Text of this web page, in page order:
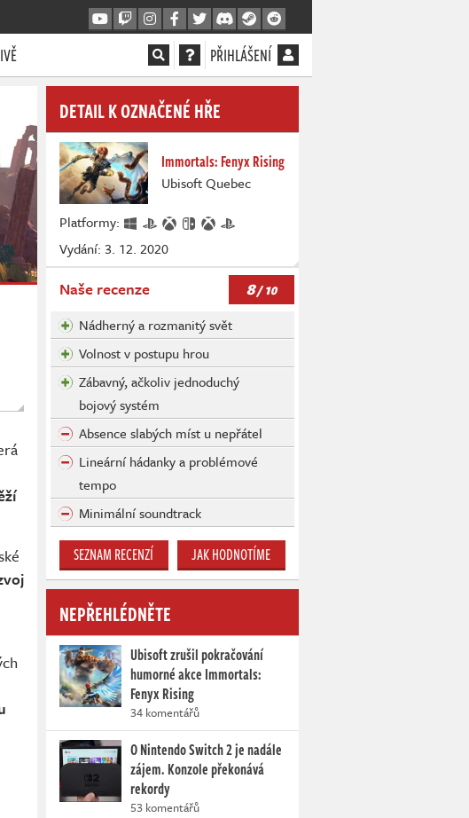
PŘIHLÁŠENÍ
DETAIL K OZNAČENÉ HŘE
Immortals: Fenyx Rising
Ubisoft Quebec
Platformy:
Vydání: 3. 12. 2020
Naše recenze 8/ 10
Nádherný a rozmanitý svět
Volnost v postupu hrou
Zábavný, ačkoliv jednoduchý
bojový systém
Absence slabých míst u nepřátel
Lineární hádanky a problémové
tempo
Minimální soundtrack
SEZNAM RECENZÍ JAK HODNOTÍME
NEPŘEHLÉDNĚTE
Ubisoft zrušil pokračování
humorné akce Immortals:
Fenyx Rising
34 komentářů
O Nintendo Switch 2 je nadále
zájem. Konzole překonává
rekordy
53 komentářů